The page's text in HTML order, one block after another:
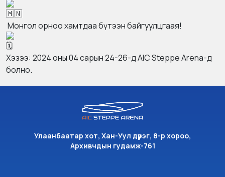
Монгол орноо хамтдаа бүтээн байгуулцгаая!
Хэзээ: 2024 оны 04 сарын 24-26-д AIC Steppe Arena-д
болно.
Улаанбаатар хот, Хан-Уул дүүрэг, 8-р хороо,
Архивчдын гудамж-761